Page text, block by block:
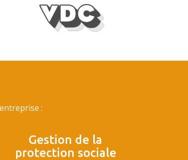
:
Gestion de la
protection sociale